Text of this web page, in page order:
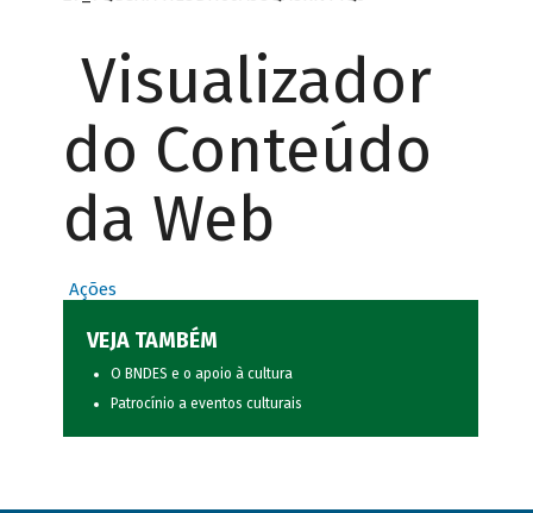
Visualizador
do Conteúdo
da Web
Ações
VEJA TAMBÉM
O BNDES e o apoio à cultura
Patrocínio a eventos culturais